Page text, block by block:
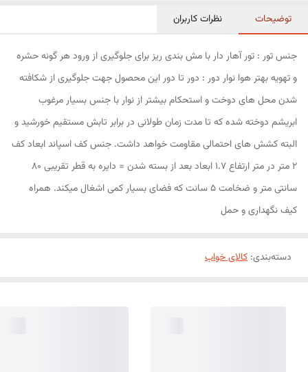
توضیحات نظرات کاربران
جنس تور : تور آهار دار با مش بندی ریز برای جلوگیری از ورود هر گونه حشره
و تهویه بهتر هوا نوار دور : دور تا دور این محصول جهت جلوگیری از شکافته
شدن محل های دوخت و استحکام بیشتر از نوار با جنس بسیار مرغوب
ابریشم دوخته شده که تا مدت زمان طولانی در برابر تابش مستقیم خورشید و
البته کشش های احتمالی مقاومت خواهد داشت. جنس کف اسپاند ابعاد کف
2 متر در متر ارتفاع 1.7 ابعاد بعد از بسته شدن = دایره به قطر تقریبی 80
سانتی متر و ضخامت 5 سانت که فضای بسیار کمی اشغال میکند. همراه
کیف نگهداری و حمل
دسته‌بندی: کالای خواب